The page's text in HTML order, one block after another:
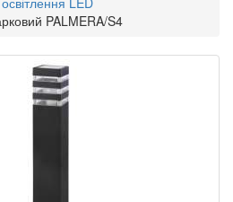
PALMERA/S4